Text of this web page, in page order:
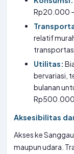
Rp20.000
relatif
Utilitas:
bervariasi,
bulanan
Rp500.000.
Aksesibilitas
Akses ke
maupun udara.